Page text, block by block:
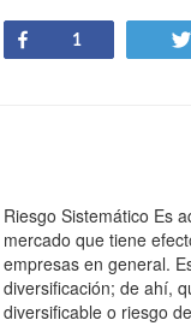
Share
1
Riesgo Sistemático Es
mercado que tiene
empresas en general.
diversificación; de ahí,
diversificable o riesgo